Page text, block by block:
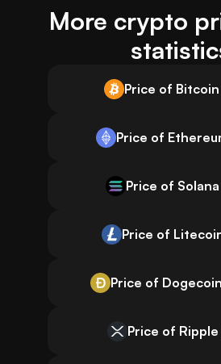
More crypto
Price of Bitcoin
Price of
Price of Solana
Price of
Price of
Price of Ripple